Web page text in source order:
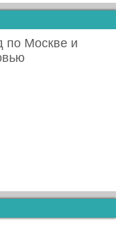
по Москве и